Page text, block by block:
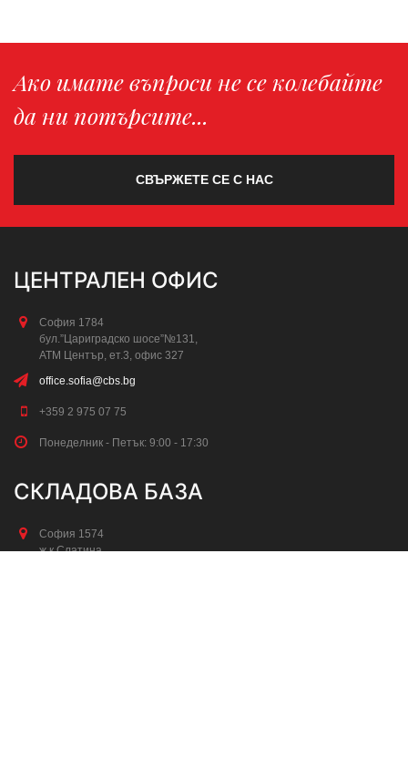
Ако имате въпроси не се колебайте
да ни потърсите...
СВЪРЖЕТЕ СЕ С НАС
ЦЕНТРАЛЕН ОФИС
София 1784
бул.”Цариградско шосе”№131,
АТМ Център, ет.3, офис 327
office.sofia@cbs.bg
+359 2 975 07 75
Понеделник - Петък: 9:00 - 17:30
СКЛАДОВА БАЗА
София 1574
ж.к.Слатина,